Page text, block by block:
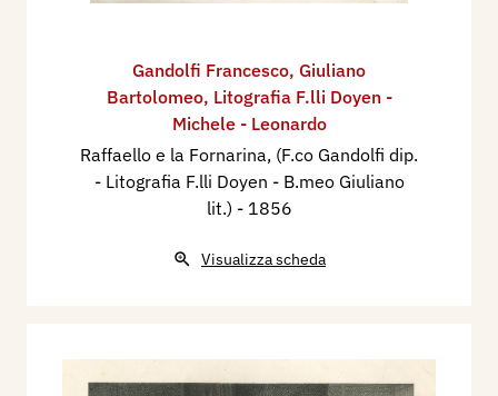
Gandolfi Francesco, Giuliano
Bartolomeo, Litografia F.lli Doyen -
Michele - Leonardo
Raffaello e la Fornarina, (F.co Gandolfi dip.
- Litografia F.lli Doyen - B.meo Giuliano
lit.) - 1856
Visualizza scheda